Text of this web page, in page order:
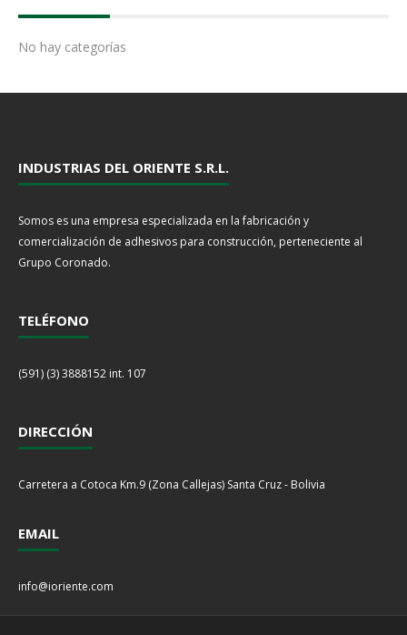
No hay categorías
INDUSTRIAS DEL ORIENTE S.R.L.
Somos es una empresa especializada en la fabricación y
comercialización de adhesivos para construcción, perteneciente al
Grupo Coronado.
TELÉFONO
(591) (3) 3888152 int. 107
DIRECCIÓN
Carretera a Cotoca Km.9 (Zona Callejas) Santa Cruz - Bolivia
EMAIL
info@ioriente.com